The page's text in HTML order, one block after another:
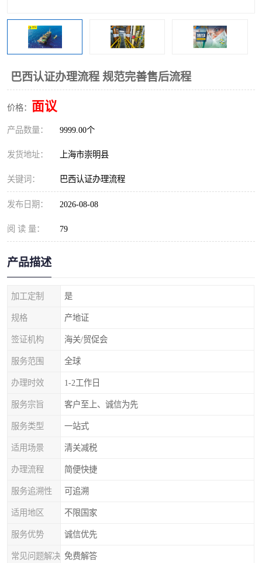
巴西认证办理流程 规范完善售后流程
价格： 面议
产品数量： 9999.00个
发货地址： 上海市崇明县
关键词： 巴西认证办理流程
发布日期： 2026-08-08
阅 读 量： 79
产品描述
加工定制 是
规格 产地证
签证机构 海关/贸促会
服务范围 全球
办理时效 1-2工作日
服务宗旨 客户至上、诚信为先
服务类型 一站式
适用场景 清关减税
办理流程 简便快捷
服务追溯性 可追溯
适用地区 不限国家
服务优势 诚信优先
常见问题解决 免费解答